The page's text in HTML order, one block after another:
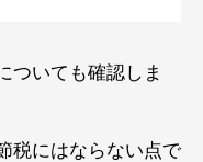
ついても確認しま
税にはならない点で